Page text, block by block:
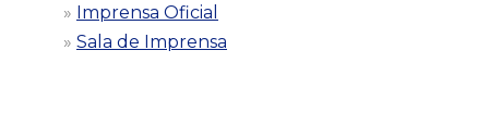
Imprensa Oficial
Sala de Imprensa